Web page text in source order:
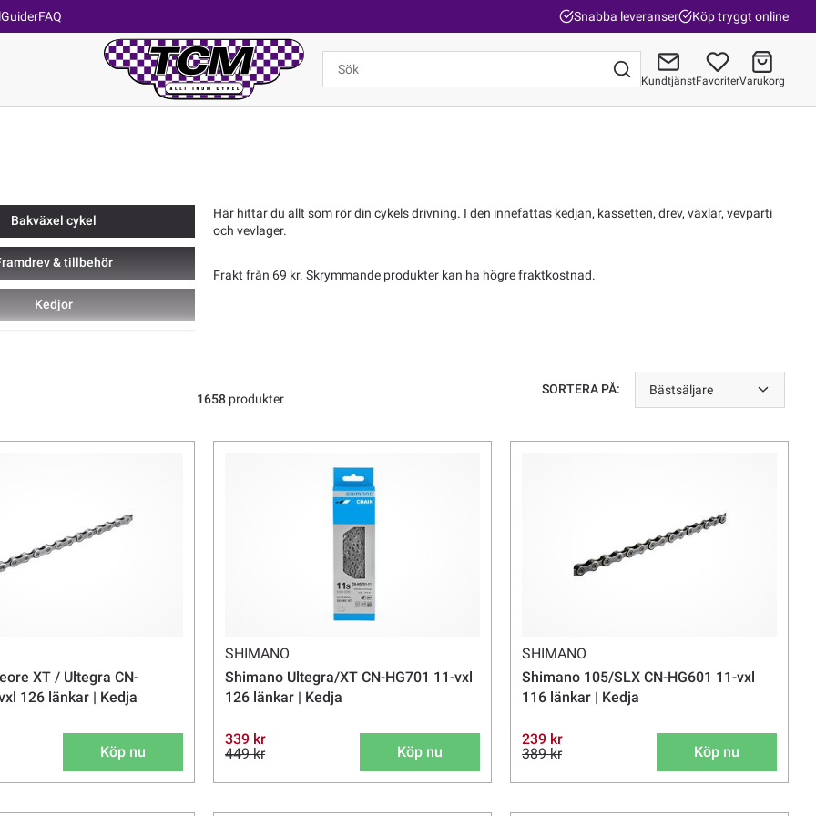
GuiderFAQ Snabba leveranser Köp tryggt online
KundtjänstFavoriterVarukorg
Bakväxel cykel
& tillbehör
Kedjor
Här hittar du allt som rör din cykels drivning. I den innefattas kedjan, kassetten, drev, växlar, vevparti
och vevlager.
Frakt från 69 kr. Skrymmande produkter kan ha högre fraktkostnad.
SORTERA PÅ: Bästsäljare
1658produkter
XT / Ultegra CN-
126 länkar | Kedja
Köp nu
SHIMANO
Shimano Ultegra/XT CN-HG701 11-vxl
126 länkar | Kedja
339 kr
449 kr
Köp nu
SHIMANO
Shimano 105/SLX CN-HG601 11-vxl
116 länkar | Kedja
239 kr
389 kr
Köp nu